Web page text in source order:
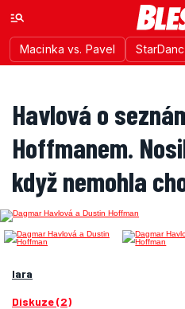
Macinka vs. Pavel
Havlová o
Hoffmanem.
když nemohla
lara
Diskuze (2)